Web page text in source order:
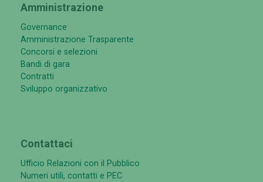
Amministrazione
Governance
Amministrazione Trasparente
Concorsi e selezioni
Bandi di gara
Contratti
Sviluppo organizzativo
Contattaci
Ufficio Relazioni con il Pubblico
Numeri utili, contatti e PEC